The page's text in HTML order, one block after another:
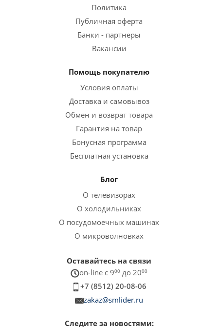
Политика
Публичная оферта
Банки - партнеры
Вакансии
Помощь покупателю
Условия оплаты
Доставка и самовывоз
Обмен и возврат товара
Гарантия на товар
Бонусная программа
Бесплатная установка
Блог
О телевизорах
О холодильниках
О посудомоечных машинах
О микроволновках
Оставайтесь на связи
on-line c 900 до 2000
+7 (8512) 20-08-06
zakaz@smlider.ru
Следите за новостями: